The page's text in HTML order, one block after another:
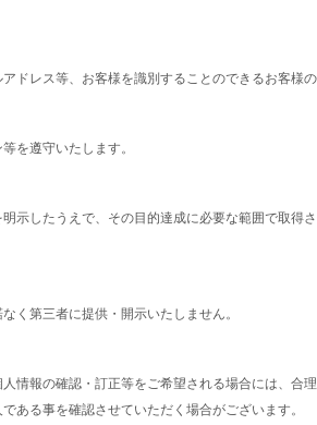
ドレス等、お客様を識別することのできるお客様
を遵守いたします。
示したうえで、その目的達成に必要な範囲で取得
く第三者に提供・開示いたしません。
情報の確認・訂正等をご希望される場合には、合
ある事を確認させていただく場合がございます。